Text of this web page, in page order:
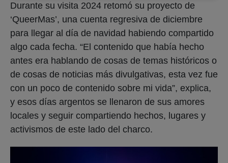
Durante su visita 2024 retomó su proyecto de
‘QueerMas’, una cuenta regresiva de diciembre
para llegar al día de navidad habiendo compartido
algo cada fecha. “El contenido que había hecho
antes era hablando de cosas de temas históricos o
de cosas de noticias más divulgativas, esta vez fue
con un poco de contenido sobre mi vida”, explica,
y esos días argentos se llenaron de sus amores
locales y seguir compartiendo hechos, lugares y
activismos de este lado del charco.